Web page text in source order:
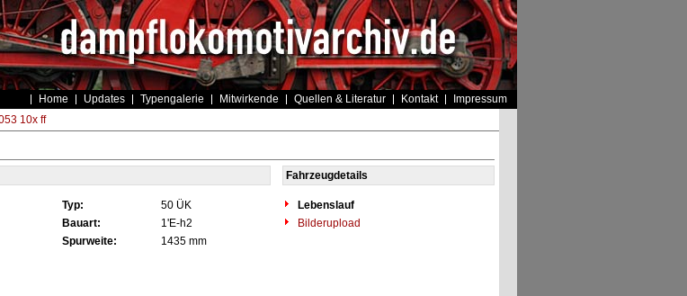
Home Updates Typengalerie Mitwirkende Quellen & Literatur Kontakt Impressum
10x ff
Fahrzeugdetails
Typ: 50 ÜK
Lebenslauf
Bauart: 1'E-h2
Bilderupload
Spurweite: 1435 mm